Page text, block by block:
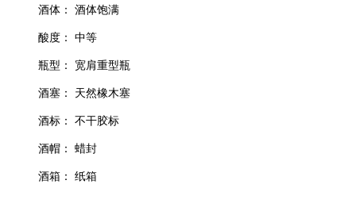
酒体： 酒体饱满
酸度： 中等
瓶型： 宽肩重型瓶
酒塞： 天然橡木塞
酒标： 不干胶标
酒帽： 蜡封
酒箱： 纸箱